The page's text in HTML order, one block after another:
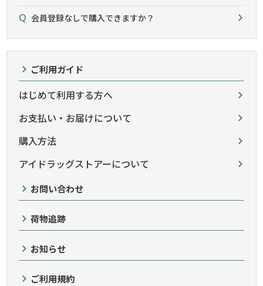
会員登録なしで購入できますか？
ご利用ガイド
はじめて利用する方へ
お支払い・お届けについて
購入方法
アイドラッグストアーについて
お問い合わせ
荷物追跡
お知らせ
ご利用規約